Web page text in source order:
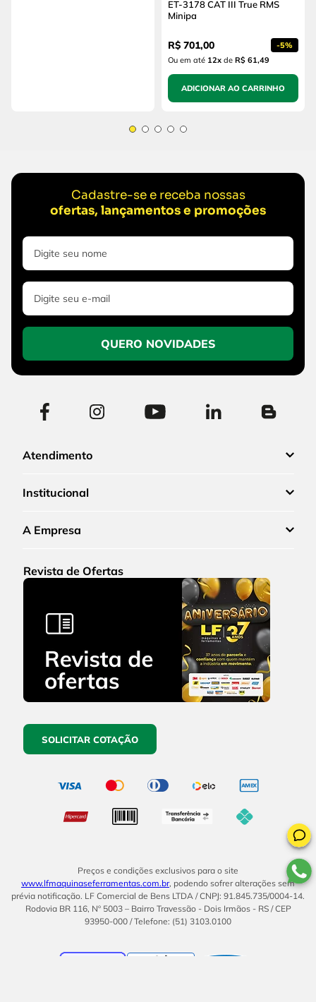
ET-3178 CAT III True RMS
Minipa
R$ 701,00 -5%
Ou em até 12x de R$ 61,49
ADICIONAR AO CARRINHO
Cadastre-se e receba nossas
ofertas, lançamentos e promoções
QUERO NOVIDADES
Atendimento
Institucional
A Empresa
Revista de Ofertas
SOLICITAR COTAÇÃO
Preços e condições exclusivos para o site
www.lfmaquinaseferramentas.com.br, podendo sofrer alterações sem
prévia notificação. LF Comercial de Bens LTDA / CNPJ: 91.845.735/0004-14.
Rodovia BR 116, Nº 5003 – Bairro Travessão - Dois Irmãos - RS / CEP
93950-000 / Telefone: (51) 3103.0100